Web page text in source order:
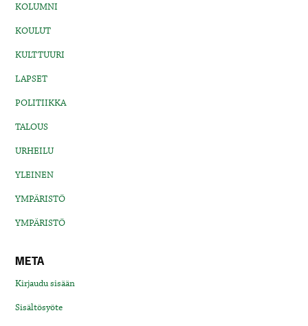
KOLUMNI
KOULUT
KULTTUURI
LAPSET
POLITIIKKA
TALOUS
URHEILU
YLEINEN
YMPÄRISTÖ
YMPÄRISTÖ
META
Kirjaudu sisään
Sisältösyöte